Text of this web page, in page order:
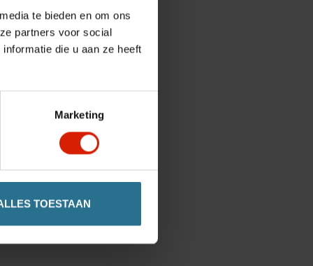
te bieden en om ons
partners voor social
die u aan ze heeft
Marketing
TOESTAAN